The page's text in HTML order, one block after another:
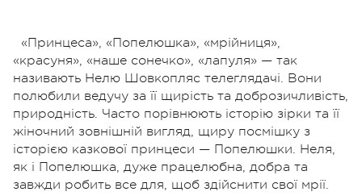
«Принцеса», «Попелюшка», «мрійниця»,
«красуня», «наше сонечко», «лапуля» — так
називають Нелю Шовкопляс телеглядачі. Вони
полюбили ведучу за її щирість та доброзичливість,
природність. Часто порівнюють історію зірки та її
жіночний зовнішній вигляд, щиру посмішку з
історією казкової принцеси — Попелюшки. Неля,
як і Попелюшка, дуже працелюбна, добра та
завжди робить все для, щоб здійснити свої мрії.